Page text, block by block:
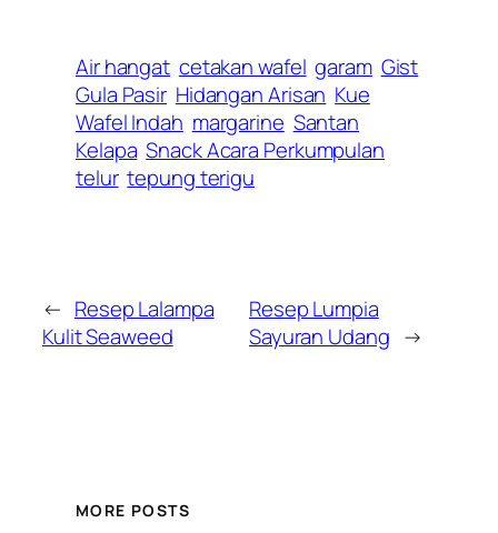
Air hangat cetakan wafel garam Gist
Gula Pasir Hidangan Arisan Kue
Wafel Indah margarine Santan
Kelapa Snack Acara Perkumpulan
telur tepung terigu
← Resep Lalampa
Kulit Seaweed
Resep Lumpia
Sayuran Udang →
MORE POSTS